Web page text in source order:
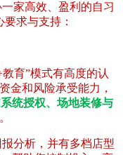
家高效、盈利的自习
求与支持：
育”模式有高度的认
金和风险承受能力，
统授权、场地装修与
分析，并有多档店型